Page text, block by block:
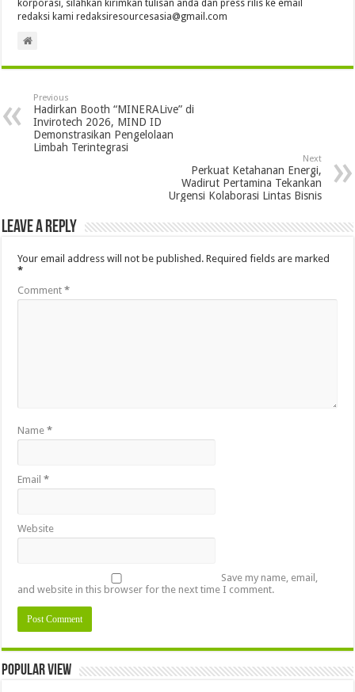
korporasi, silahkan kirimkan tulisan anda dan press rilis ke email
redaksi kami redaksiresourcesasia@gmail.com
Previous
Hadirkan Booth “MINERALive” di
Invirotech 2026, MIND ID
Demonstrasikan Pengelolaan
Limbah Terintegrasi
Next
Perkuat Ketahanan Energi,
Wadirut Pertamina Tekankan
Urgensi Kolaborasi Lintas Bisnis
Leave a Reply
Your email address will not be published. Required fields are marked
*
Comment*
Name*
Email*
Website
Save my name, email,
and website in this browser for the next time I comment.
Popular view